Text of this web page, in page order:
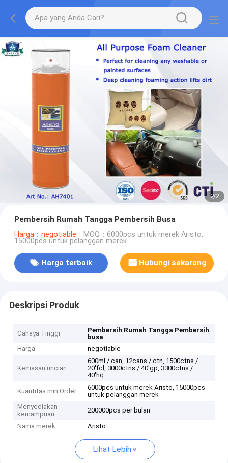
2/2
Pembersih Rumah Tangga Pembersih Busa
Harga：negotiable MOQ：6000pcs untuk merek Aristo,
15000pcs untuk pelanggan merek
Harga terbaik Hubungi sekarang
Deskripsi Produk
Cahaya Tinggi
Pembersih Rumah Tangga Pembersih
busa
Harga
negotiable
Kemasan rincian
600ml / can, 12cans / ctn, 1500ctns /
20'fcl, 3000ctns / 40'gp, 3300ctns /
40'hq
Kuantitas min Order
6000pcs untuk merek Aristo, 15000pcs
untuk pelanggan merek
Menyediakan
kemampuan
200000pcs per bulan
Nama merek Aristo
Lihat Lebih